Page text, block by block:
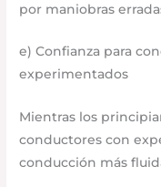
por maniobras
e) Confianza para
experimentados
Mientras los
conductores con
conducción más